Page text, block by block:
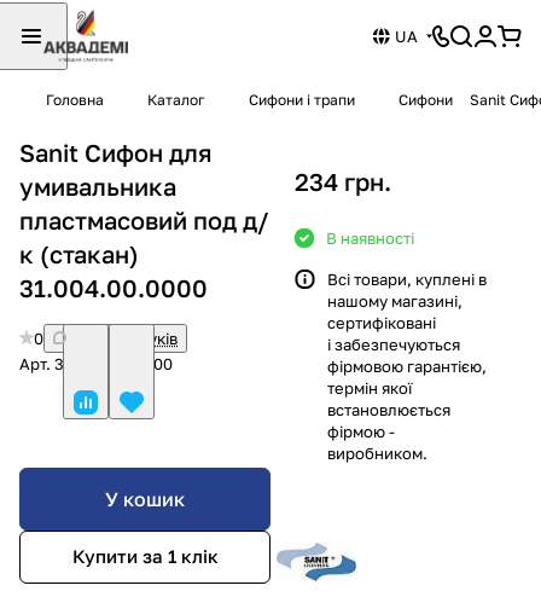
UA
Головна Каталог Сифони і трапи Сифони Sanit
Sanit Сифон для
умивальника
пластмасовий под д/
к (стакан)
31.004.00.0000
0
Немає відгуків
Арт. 31.004.00.0000
У кошик
Купити за 1 клiк
234 грн.
В наявності
Всі товари, куплені в
нашому магазині,
сертифіковані
і забезпечуються
фірмовою гарантією,
термін якої
встановлюється
фірмою -
виробником.